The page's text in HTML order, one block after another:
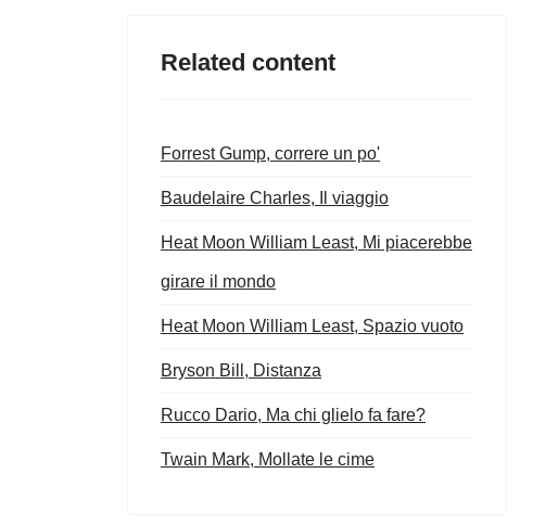
Related content
Forrest Gump, correre un po'
Baudelaire Charles, Il viaggio
Heat Moon William Least, Mi piacerebbe
girare il mondo
Heat Moon William Least, Spazio vuoto
Bryson Bill, Distanza
Rucco Dario, Ma chi glielo fa fare?
Twain Mark, Mollate le cime